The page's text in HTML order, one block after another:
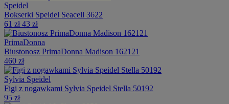
Speidel
Bokserki Speidel Seacell 3622
61 zł 43 zł
PrimaDonna
Biustonosz PrimaDonna Madison 162121
460 zł
Sylvia Speidel
Figi z nogawkami Sylvia Speidel Stella 50192
95 zł